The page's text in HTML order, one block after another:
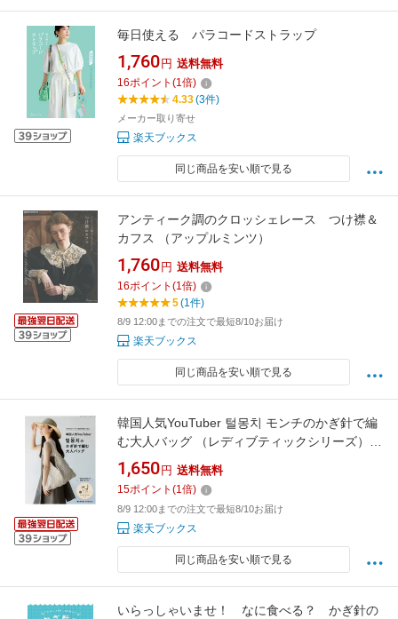
毎日使える パラコードストラップ
1,760 円 送料無料
16ポイント (1倍)
4.33(3件)
メーカー取り寄せ
楽天ブックス
同じ商品を安い順で見る
アンティーク調のクロッシェレース つけ襟＆
カフス （アップルミンツ）
1,760 円 送料無料
16ポイント (1倍)
5(1件)
8/9 12:00までの注文で最短8/10お届け
楽天ブックス
同じ商品を安い順で見る
韓国人気YouTuber 털몽치 モンチのかぎ針で編
む大人バッグ （レディブティックシリーズ） [
モンチ ]
1,650 円 送料無料
15ポイント (1倍)
8/9 12:00までの注文で最短8/10お届け
楽天ブックス
同じ商品を安い順で見る
いらっしゃいませ！ なに食べる？ かぎ針の